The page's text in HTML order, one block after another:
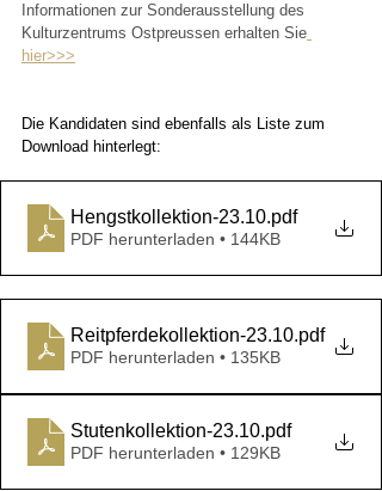
Informationen zur Sonderausstellung des
Kulturzentrums Ostpreussen erhalten Sie
hier>>>
Die Kandidaten sind ebenfalls als Liste zum
Download hinterlegt:
Hengstkollektion-23.10.pdf
PDF herunterladen • 144KB
Reitpferdekollektion-23.10.pdf
PDF herunterladen • 135KB
Stutenkollektion-23.10.pdf
PDF herunterladen • 129KB